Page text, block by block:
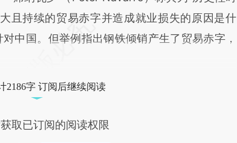
且持续的贸易赤字并造成就业损失的原因是什
中国。但举例指出钢铁倾销产生了贸易赤字，
2186字 订阅后继续阅读
取已订阅的阅读权限